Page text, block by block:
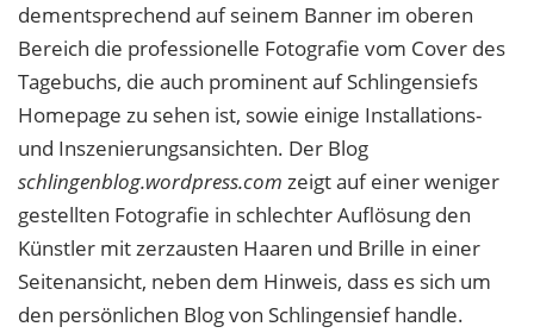
dementsprechend auf seinem Banner im oberen
Bereich die professionelle Fotografie vom Cover des
Tagebuchs, die auch prominent auf Schlingensiefs
Homepage zu sehen ist, sowie einige Installations-
und Inszenierungsansichten. Der Blog
schlingenblog.wordpress.com zeigt auf einer weniger
gestellten Fotografie in schlechter Auflösung den
Künstler mit zerzausten Haaren und Brille in einer
Seitenansicht, neben dem Hinweis, dass es sich um
den persönlichen Blog von Schlingensief handle.